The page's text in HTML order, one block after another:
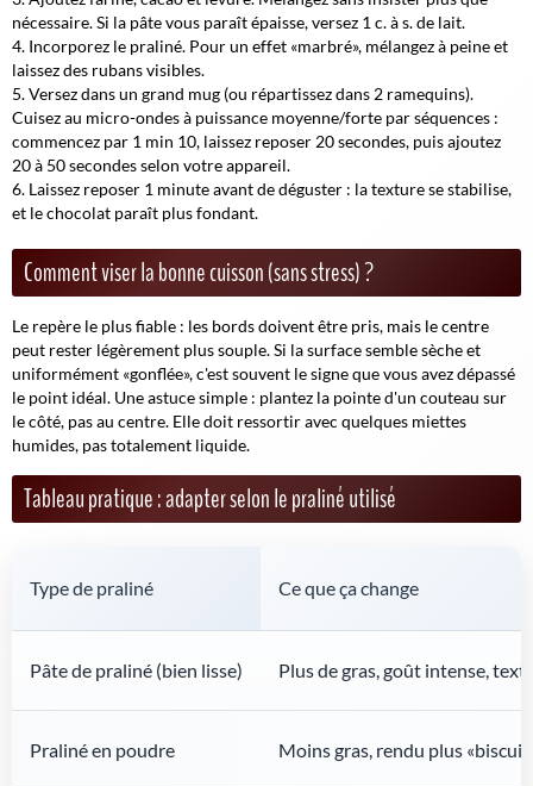
nécessaire. Si la pâte vous paraît épaisse, versez 1 c. à s. de lait.
Incorporez le praliné. Pour un effet «marbré», mélangez à peine et
laissez des rubans visibles.
Versez dans un grand mug (ou répartissez dans 2 ramequins).
Cuisez au micro-ondes à puissance moyenne/forte par séquences :
commencez par 1 min 10, laissez reposer 20 secondes, puis ajoutez
20 à 50 secondes selon votre appareil.
Laissez reposer 1 minute avant de déguster : la texture se stabilise,
et le chocolat paraît plus fondant.
Comment viser la bonne cuisson (sans stress) ?
Le repère le plus fiable : les bords doivent être pris, mais le centre
peut rester légèrement plus souple. Si la surface semble sèche et
uniformément «gonflée», c'est souvent le signe que vous avez dépassé
le point idéal. Une astuce simple : plantez la pointe d'un couteau sur
le côté, pas au centre. Elle doit ressortir avec quelques miettes
humides, pas totalement liquide.
Tableau pratique : adapter selon le praliné utilisé
Type de praliné Ce que ça change
Pâte de praliné (bien lisse) Plus de gras, goût intense,
Praliné en poudre Moins gras, rendu plus